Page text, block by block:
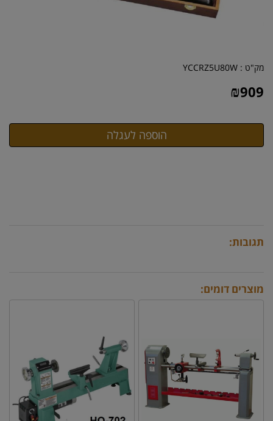
מק"ט : YCCRZ5U80W
₪909
תגובות:
מוצרים דומים: